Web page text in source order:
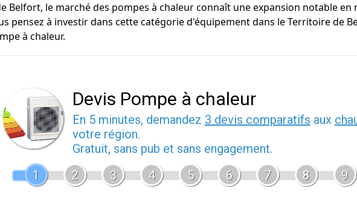
Belfort, le marché des pompes à chaleur connaît une expansion notable
pensez à investir dans cette catégorie d'équipement dans le Territoire de
à chaleur.
Devis Pompe à chaleur
En 5 minutes, demandez 3 devis comparatifs aux
votre région.
Gratuit, sans pub et sans engagement.
1
2 3 4 5 6 7 8 9